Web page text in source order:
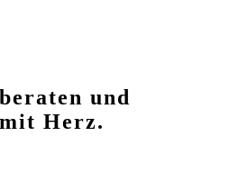
und
Herz.